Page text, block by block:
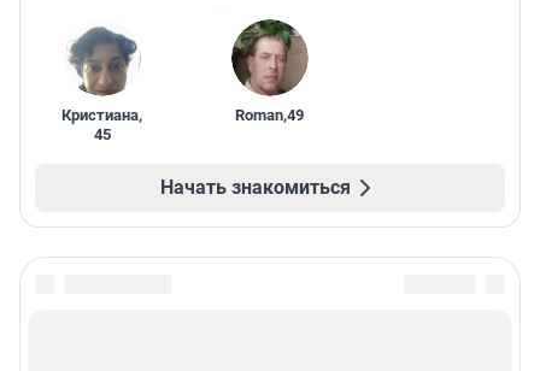
Кристиана,
45
Roman,49
Начать знакомиться